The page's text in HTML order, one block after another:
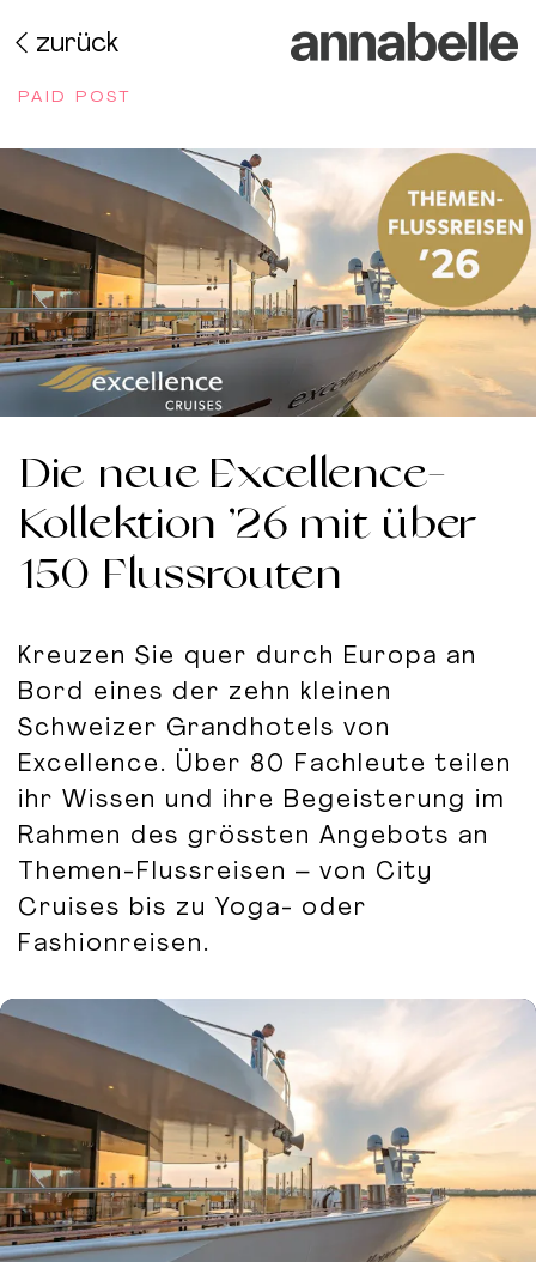
zurück
PAID POST
Die neue Excellence-
Kollektion ’26 mit über
150 Flussrouten
Kreuzen Sie quer durch Europa an
Bord eines der zehn kleinen
Schweizer Grandhotels von
Excellence. Über 80 Fachleute teilen
ihr Wissen und ihre Begeisterung im
Rahmen des grössten Angebots an
Themen-Flussreisen – von City
Cruises bis zu Yoga- oder
Fashionreisen.